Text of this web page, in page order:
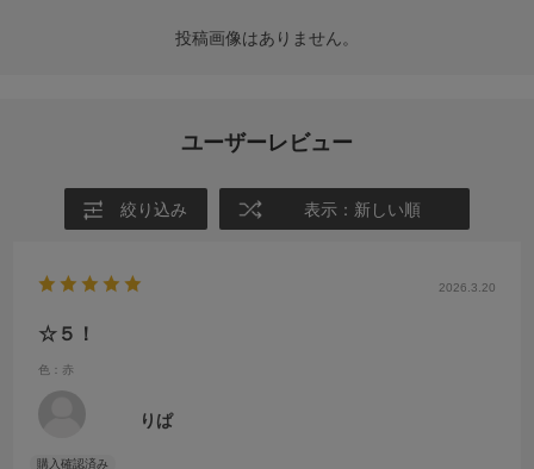
投稿画像はありません。
ユーザーレビュー
絞り込み 表示：新しい順
2026.3.20
☆５！
色：赤
りぱ